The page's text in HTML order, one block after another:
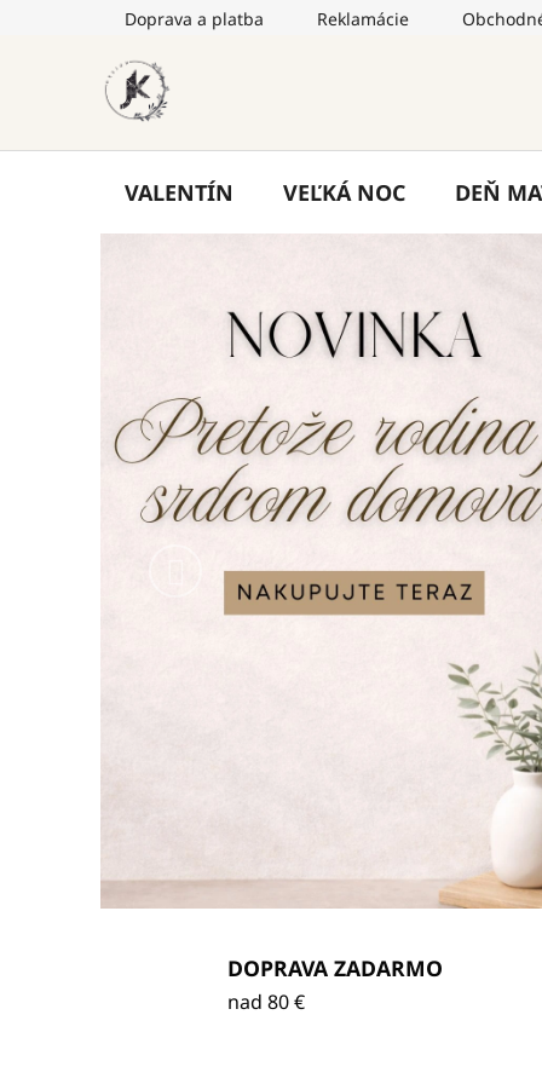
Doprava a platba Reklamácie
VALENTÍN VEĽKÁ NOC DEŇ
Predchádzajúce
DOPRAVA ZADARMO
nad 80 €